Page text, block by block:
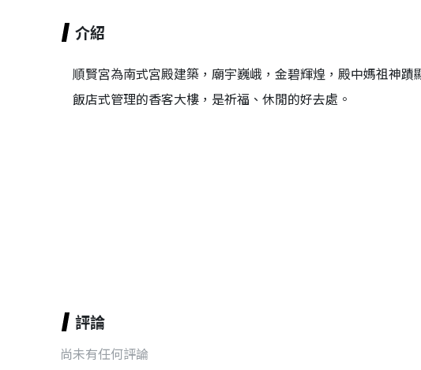
介紹
順賢宮為南式宮殿建築，廟宇巍峨，金碧輝煌，殿中媽祖神
飯店式管理的香客大樓，是祈福、休閒的好去處。
評論
尚未有任何評論